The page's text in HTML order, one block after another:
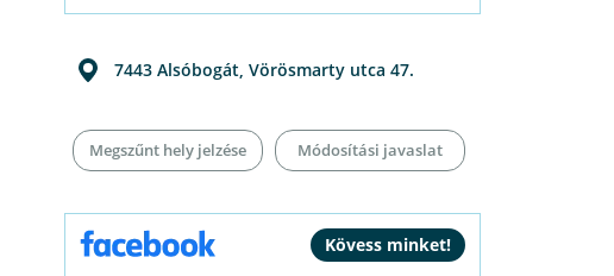
7443 Alsóbogát, Vörösmarty utca 47.
Megszűnt hely jelzése Módosítási javaslat